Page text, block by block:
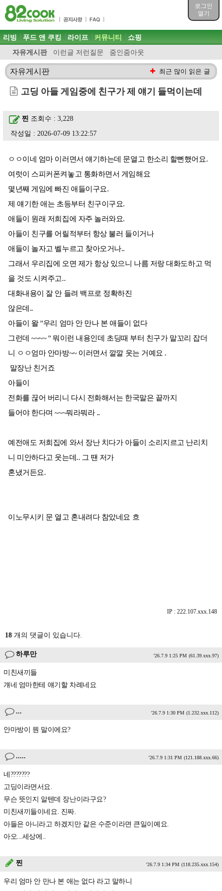
로그인
열기
목차
주메뉴 바로가기
컨텐츠 바로가기
검색 바로가기
로그인 바로가기
주메뉴
리빙 푸드 앤 쿠킹 라이프 커뮤니티
자유게시판 이런글 저런질문 줌인줌아웃
쇼핑
자유게시판 최근 많이 읽은 글
고딩 아들 게임중에 친구가 제 얘기 들먹이는데
찐 조회수 : 3,228
작성일 : 2026-07-09 13:22:57
ㅇㅇ이네 엄마 이러면서 얘기하는데 문열고 한소리 할뻔했어요.
여럿이 스피커폰켜놓고 통화하면서 게임해요
몇년째 게임에 빠진 애들이구요.
제 얘기한 애는 초등부터 친구이구요.
애들이 원래 저희집에 자주 놀러와요.
아들이 친구를 어릴적부터 항상 불러 들이거나
애들이 놀자고 벨누르고 찾아오거나..
그래서 우리집에 오면 제가 항상 있으니 나름 저랑 대화도하고 먹
을 것도 시켜주고..
대화내용이 잘 안 들려 백프로 정확하진
않은데..
아들이 왈 "우리 엄마 안 만나 본 애들이 없다
그런데 ~~~~ " 뭐이런 내용인데 초딩때 부터 친구가 말꼬리 잡더
니 ㅇㅇ엄마 안마방~~ 이러면서 깔깔 웃는 거예요 .
말장난 친거죠
아들이
전화를 끊어 버리니 다시 전화해서는 한국말은 끝까지
들어야 한다며 ~~~뭐라뭐라 ..
예전애도 저희집에 와서 장난 치다가 아들이 소리지르고 난리치
니 미안하다고 웃는데.. 그 땐 저가
혼냈거든요.
이노무시키 문 열고 혼내려다 참았네요 흐
IP : 222.107.xxx.148
18 개의 댓글이 있습니다.
하루만 '26.7.9 1:25 PM (61.39.xxx.97)
미친새끼들
걔네 엄마한테 얘기할 차례네요
... '26.7.9 1:30 PM (1.232.xxx.112)
안마방이 뭔 말이에요?
..... '26.7.9 1:31 PM (121.188.xxx.66)
네???????
고딩이라면서요.
무슨 뜻인지 알텐데 장난이라구요?
미친새끼들이네요. 진짜.
아들은 아니라고 하겠지만 같은 수준이라면 큰일이예요.
아오...세상에..
찐 '26.7.9 1:34 PM (118.235.xxx.154)
우리 엄마 안 만나 본 애는 없다 라고 말하니